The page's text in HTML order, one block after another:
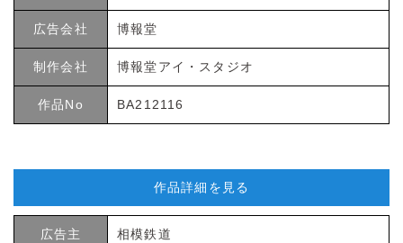
広告会社 博報堂
制作会社 博報堂アイ・スタジオ
作品No BA212116
作品詳細を見る
広告主 相模鉄道